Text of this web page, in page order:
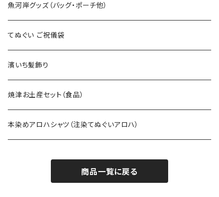
上下セット
魚河岸グッズ（バッグ・ポーチ他）
てぬぐい ご祝儀袋
濱いち髪飾り
焼津お土産セット（食品）
本染めアロハシャツ（注染てぬぐいアロハ）
商品一覧に戻る